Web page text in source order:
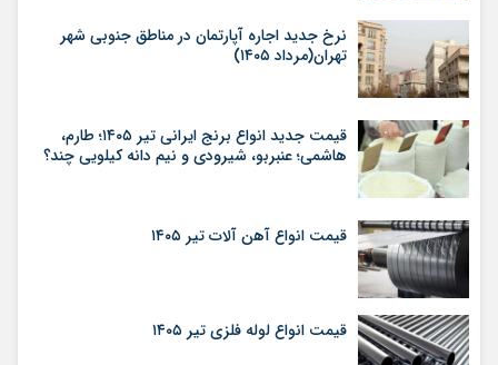
نرخ جدید اجاره آپارتمان در مناطق جنوبی شهر
تهران(مرداد ۱۴۰۵)
قیمت جدید انواع برنج ایرانی تیر ۱۴۰۵؛ طارم،
هاشمی؛ عنبربو، شیرودی و نیم دانه کیلویی چند؟
قیمت انواع آهن آلات تیر ۱۴۰۵
قیمت انواع لوله فلزی تیر ۱۴۰۵